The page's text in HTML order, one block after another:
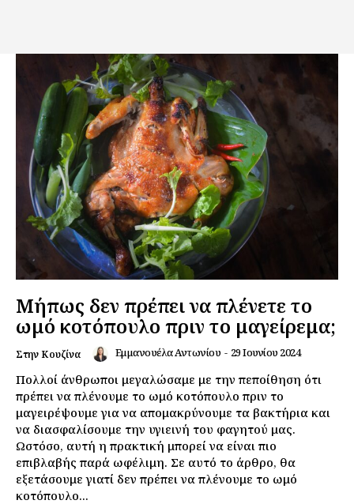
Μήπως δεν πρέπει να πλένετε το
ωμό κοτόπουλο πριν το μαγείρεμα;
Στην Κουζίνα Εμμανουέλα Αντωνίου - 29 Ιουνίου 2024
Πολλοί άνθρωποι μεγαλώσαμε με την πεποίθηση ότι
πρέπει να πλένουμε το ωμό κοτόπουλο πριν το
μαγειρέψουμε για να απομακρύνουμε τα βακτήρια και
να διασφαλίσουμε την υγιεινή του φαγητού μας.
Ωστόσο, αυτή η πρακτική μπορεί να είναι πιο
επιβλαβής παρά ωφέλιμη. Σε αυτό το άρθρο, θα
εξετάσουμε γιατί δεν πρέπει να πλένουμε το ωμό
κοτόπουλο...